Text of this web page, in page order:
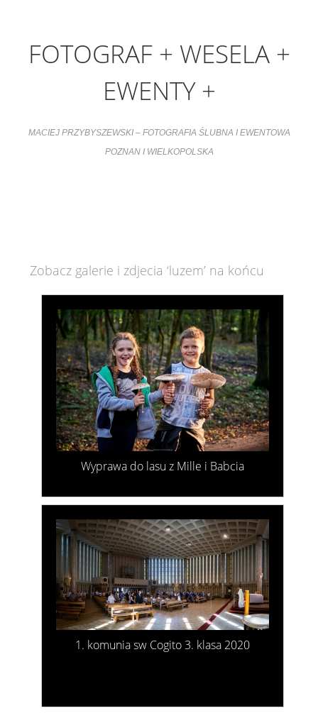
FOTOGRAF + WESELA +
EWENTY +
MACIEJ PRZYBYSZEWSKI – FOTOGRAFIA ŚLUBNA I EWENTOWA
POZNAN I WIELKOPOLSKA
Zobacz galerie i zdjecia ‘luzem’ na końcu
Wyprawa do lasu z Mille i Babcia
1. komunia sw Cogito 3. klasa 2020